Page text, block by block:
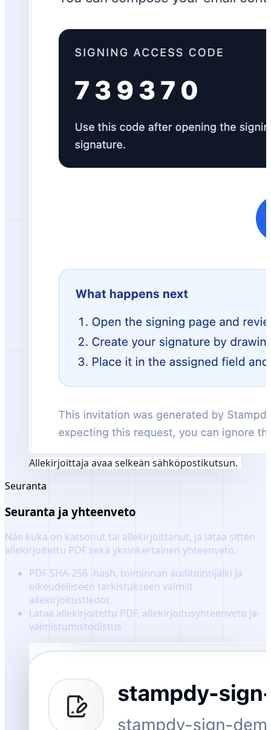
Allekirjoittaja avaa selkeän sähköpostikutsun.
Seuranta
Seuranta ja yhteenveto
Näe kuka on katsonut tai allekirjoittanut, ja lataa sitten
allekirjoitettu PDF sekä yksinkertainen yhteenveto.
PDF SHA-256 -hash, toiminnan auditointijälki ja
oikeudelliseen tarkistukseen valmiit
allekirjoitustiedot
Lataa allekirjoitettu PDF, allekirjoitusyhteenveto ja
valmistumistodistus